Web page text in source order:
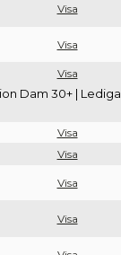
Visa
Visa
Visa
Dam 30+ | Lediga
Visa
Visa
Visa
Visa